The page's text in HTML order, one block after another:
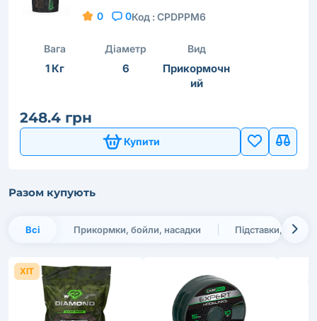
0 0Код : CPDPPM6
Вага
1 Кг
Діаметр
6
Вид
Прикормочн
ий
248.4 грн
Купити
Разом купують
Всі Прикормки, бойли, насадки Підставки,
ХІТ